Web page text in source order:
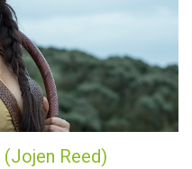
Reed)